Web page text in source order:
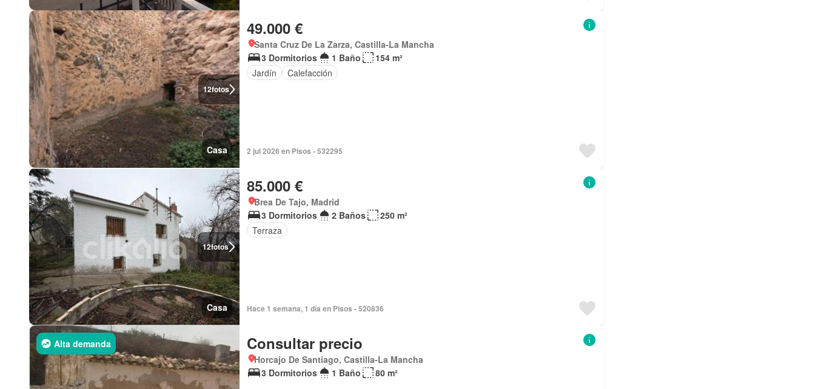
12fotos
Casa
49.000 €
Santa Cruz De La Zarza, Castilla-La Mancha
3 Dormitorios
1 Baño
154 m²
Jardín
Calefacción
2 jul 2026 en Pisos - 532295
12fotos
Casa
85.000 €
Brea De Tajo, Madrid
3 Dormitorios
2 Baños
250 m²
Terraza
Hace 1 semana, 1 día en Pisos - 520836
Alta demanda Consultar precio
Horcajo De Santiago, Castilla-La Mancha
3 Dormitorios
1 Baño 80 m²